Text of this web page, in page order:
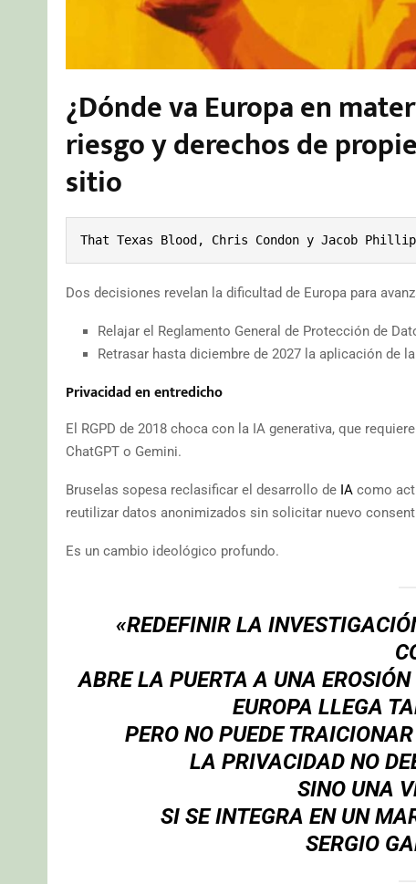
¿Dónde va Europa en
riesgo y derechos de
sitio
That Texas Blood, Chris Condon y Jacob
Dos decisiones revelan la dificultad de Europa para
Relajar el Reglamento General de Protección de
Retrasar hasta diciembre de 2027 la aplicación de
Privacidad en entredicho
El RGPD de 2018 choca con la IA generativa, que
ChatGPT o Gemini.
Bruselas sopesa reclasificar el desarrollo de IA como
reutilizar datos anonimizados sin solicitar nuevo
Es un cambio ideológico profundo.
«REDEFINIR LA
ABRE LA PUERTA A UNA
EUROPA LLEGA
PERO NO PUEDE
LA PRIVACIDAD NO
SINO UNA
SI SE INTEGRA EN UN
SERGIO